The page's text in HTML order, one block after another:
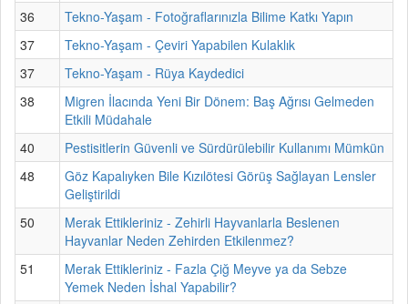
36
Tekno-Yaşam - Fotoğraflarınızla Bilime Katkı Yapın
37
Tekno-Yaşam - Çeviri Yapabilen Kulaklık
37
Tekno-Yaşam - Rüya Kaydedici
38
Migren İlacında Yeni Bir Dönem: Baş Ağrısı Gelmeden
Etkili Müdahale
40
Pestisitlerin Güvenli ve Sürdürülebilir Kullanımı Mümkün
48
Göz Kapalıyken Bile Kızılötesi Görüş Sağlayan Lensler
Geliştirildi
50
Merak Ettikleriniz - Zehirli Hayvanlarla Beslenen
Hayvanlar Neden Zehirden Etkilenmez?
51
Merak Ettikleriniz - Fazla Çiğ Meyve ya da Sebze
Yemek Neden İshal Yapabilir?